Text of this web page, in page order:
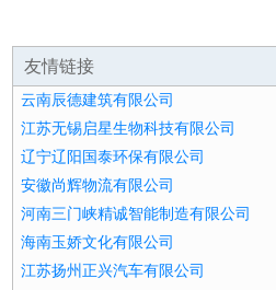
友情链接
云南辰德建筑有限公司
江苏无锡启星生物科技有限公司
辽宁辽阳国泰环保有限公司
安徽尚辉物流有限公司
河南三门峡精诚智能制造有限公司
海南玉娇文化有限公司
江苏扬州正兴汽车有限公司